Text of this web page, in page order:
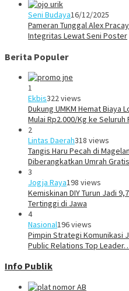
Seni Budaya16/12/2025
Pameran Tunggal Alex
Integritas Lewat Seni Poster
Berita Populer
1
Ekbis322 views
Dukung UMKM Hemat Biaya
Mulai Rp2.000/Kg ke Seluruh
2
Lintas Daerah318 views
Tangis Haru Pecah di
Diberangkatkan Umrah Gratis
3
Jogja Raya198 views
Kemiskinan DIY Turun Jadi
Tertinggi di Jawa
4
Nasional196 views
Pimpin Strategi Komunikasi
Public Relations Top
Info Publik